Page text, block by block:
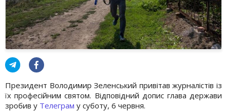
Президент Володимир Зеленський привітав журналістів із
їх професійним святом. Відповідний допис глава держави
зробив у Телеграм у суботу, 6 червня.